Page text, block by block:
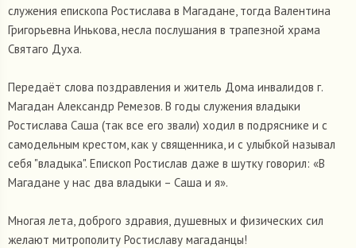
служения епископа Ростислава в Магадане, тогда Валентина
Григорьевна Инькова, несла послушания в трапезной храма
Святаго Духа.
Передаёт слова поздравления и житель Дома инвалидов г.
Магадан Александр Ремезов. В годы служения владыки
Ростислава Саша (так все его звали) ходил в подряснике и с
самодельным крестом, как у священника, и с улыбкой называл
себя "владыка". Епископ Ростислав даже в шутку говорил: «В
Магадане у нас два владыки – Саша и я».
Многая лета, доброго здравия, душевных и физических сил
желают митрополиту Ростиславу магаданцы!